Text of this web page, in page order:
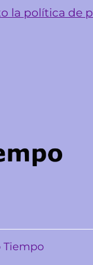
la política de
Tiempo